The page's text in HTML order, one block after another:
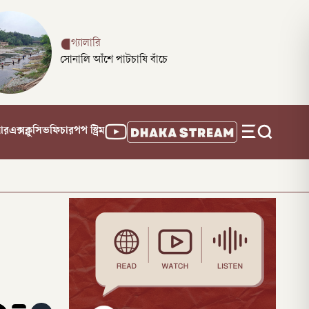
গ্যালারি
সোনালি আঁশে পাটচাষি বাঁচে
এক্সক্লুসিভফিচারপপ স্ট্রিম